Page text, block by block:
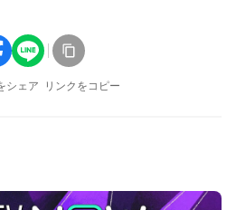
シェア リンクをコピー